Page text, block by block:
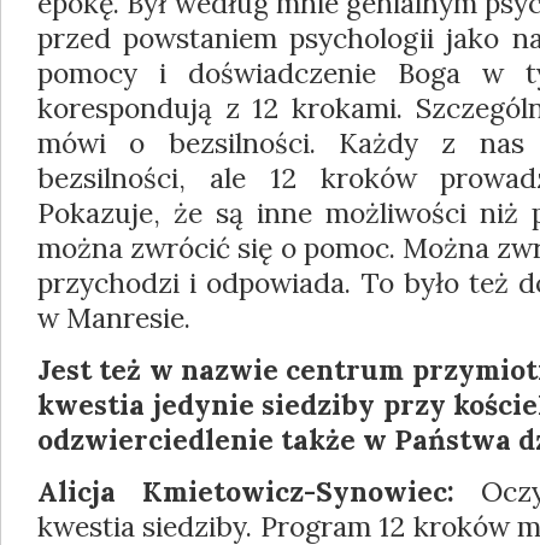
przed powstaniem psychologii jako
pomocy i doświadczenie Boga w
korespondują z 12 krokami.
mówi o bezsilności. Każdy z nas
bezsilności, ale 12 kroków
Pokazuje, że są inne możliwości niż
można zwrócić się o pomoc. Można
przychodzi i odpowiada. To było też
w Manresie.
Jest też w nazwie centrum
kwestia jedynie siedziby przy
odzwierciedlenie także w Państwa
Alicja Kmietowicz-Synowiec:
kwestia siedziby. Program 12 kroków